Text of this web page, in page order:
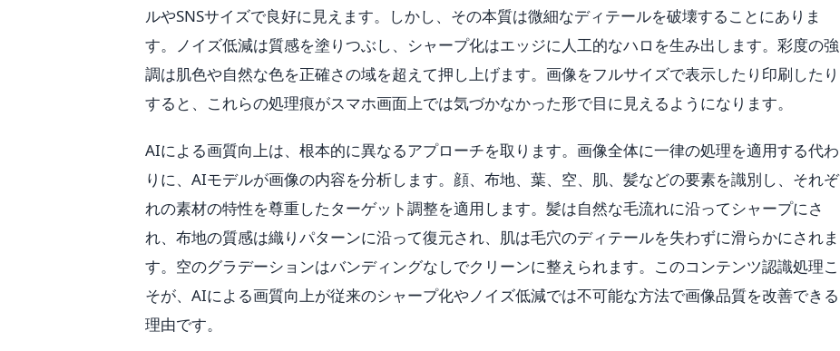
ルやSNSサイズで良好に見えます。しかし、その本質は微細なディテールを破壊することにありま
す。ノイズ低減は質感を塗りつぶし、シャープ化はエッジに人工的なハロを生み出します。彩度の強
調は肌色や自然な色を正確さの域を超えて押し上げます。画像をフルサイズで表示したり印刷したり
すると、これらの処理痕がスマホ画面上では気づかなかった形で目に見えるようになります。
AIによる画質向上は、根本的に異なるアプローチを取ります。画像全体に一律の処理を適用する代わ
りに、AIモデルが画像の内容を分析します。顔、布地、葉、空、肌、髪などの要素を識別し、それぞ
れの素材の特性を尊重したターゲット調整を適用します。髪は自然な毛流れに沿ってシャープにさ
れ、布地の質感は織りパターンに沿って復元され、肌は毛穴のディテールを失わずに滑らかにされま
す。空のグラデーションはバンディングなしでクリーンに整えられます。このコンテンツ認識処理こ
そが、AIによる画質向上が従来のシャープ化やノイズ低減では不可能な方法で画像品質を改善できる
理由です。